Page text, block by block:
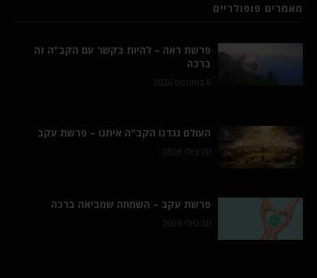
מאמרים פופולריים
פרשת ראה – להיות בקשר עם הקב"ה זה
ברכה
6 באוגוסט 2026
העולם נגדנו הקב"ה איתנו – פרשת עקב
30 ביולי 2026
פרשת עקב – השמחה שמביאה ברכה
30 ביולי 2026